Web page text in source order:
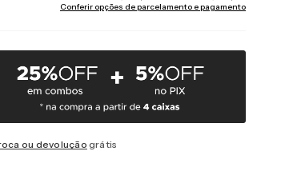
Conferir opções de parcelamento e pagamento
ou devolução grátis